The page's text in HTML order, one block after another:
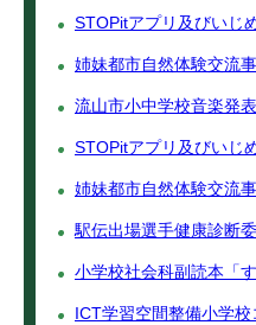
STOPitアプリ及びいじ
姉妹都市自然体験交流
流山市小中学校音楽発
STOPitアプリ及びいじ
姉妹都市自然体験交流
駅伝出場選手健康診断
小学校社会科副読本「
ICT学習空間整備小学